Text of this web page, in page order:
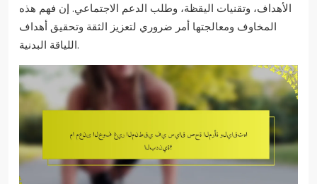
الأهداف، وتقنيات اليقظة، وطلب الدعم الاجتماعي. إن فهم هذه
المخاوف ومعالجتها أمر ضروري لتعزيز الثقة وتحقيق أهداف
اللياقة البدنية.